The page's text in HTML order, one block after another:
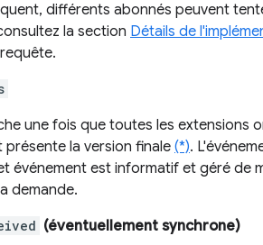
différents abonnés peuvent
la section Détails de
une fois que toutes les extensions
présente la version finale (*).
événement est informatif et géré de
demande.
(éventuellement synchrone)